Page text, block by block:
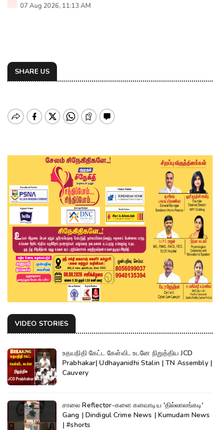
07 Aug 2026, 11:13 AM
SHARE US
VIDEO STORIES
உதயநிதி கேட்ட கேள்வி.. உடனே நிறுத்திய JCD
Prabhakar| Udhayanidhi Stalin | TN Assembly |
Cauvery
சாலை Reflector-களை களவாடிய 'தில்லாலங்கடி'
Gang | Dindigul Crime News | Kumudam News
| #shorts